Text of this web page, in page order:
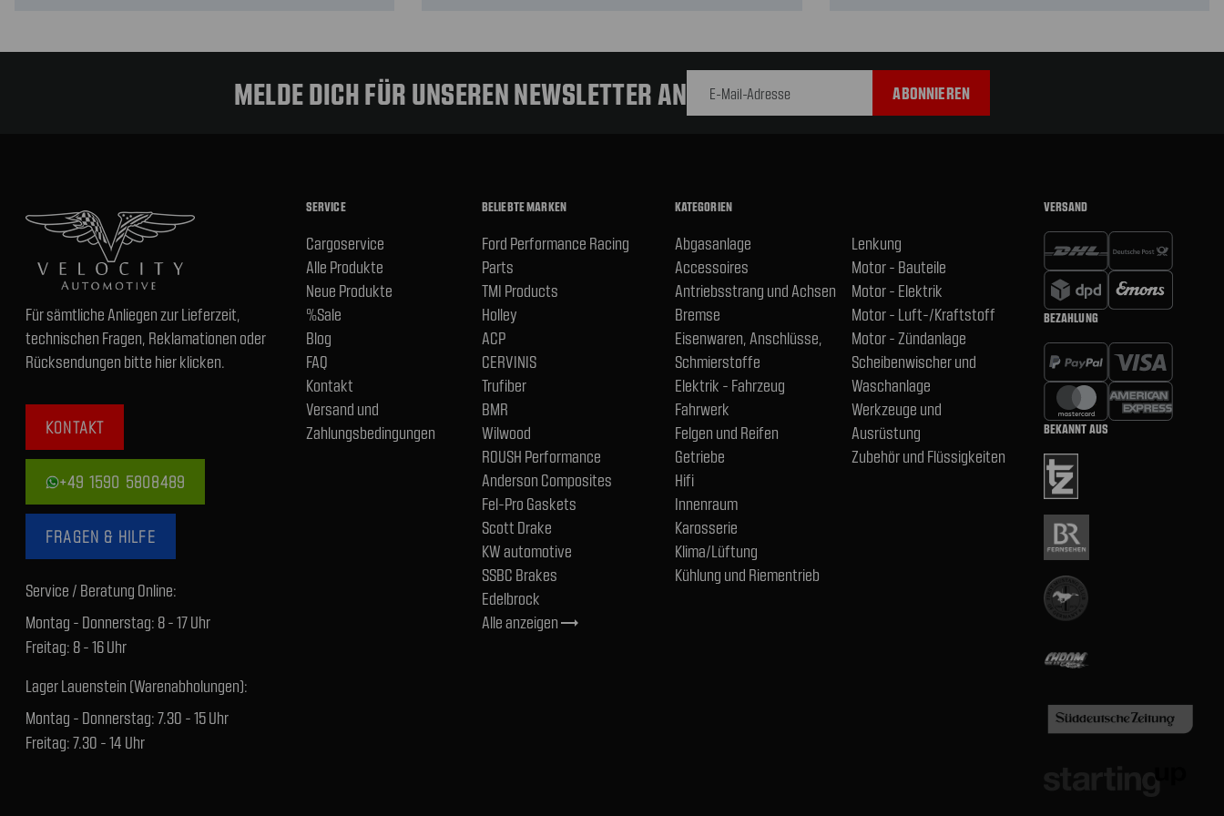
MELDE DICH FÜR UNSEREN NEWSLETTER AN
Für sämtliche Anliegen zur Lieferzeit,
technischen Fragen, Reklamationen oder
Rücksendungen bitte hier klicken.
KONTAKT
+49 1590 5808489
FRAGEN & HILFE
Service / Beratung Online:
Montag - Donnerstag: 8 - 17 Uhr
Freitag: 8 - 16 Uhr
Lager Lauenstein (Warenabholungen):
Montag - Donnerstag: 7.30 - 15 Uhr
Freitag: 7.30 - 14 Uhr
SERVICE
Cargoservice
Alle Produkte
Neue Produkte
%Sale
Blog
FAQ
Kontakt
Versand und
Zahlungsbedingungen
BELIEBTE MARKEN
Ford Performance Racing
Parts
TMI Products
Holley
ACP
CERVINIS
Trufiber
BMR
Wilwood
ROUSH Performance
Anderson Composites
Fel-Pro Gaskets
Scott Drake
KW automotive
SSBC Brakes
Edelbrock
Alle anzeigentrending_flat
KATEGORIEN
Abgasanlage
Accessoires
Antriebsstrang und Achsen
Bremse
Eisenwaren, Anschlüsse,
Schmierstoffe
Elektrik - Fahrzeug
Fahrwerk
Felgen und Reifen
Getriebe
Hifi
Innenraum
Karosserie
Klima/Lüftung
Kühlung und Riementrieb
Lenkung
Motor - Bauteile
Motor - Elektrik
Motor - Luft-/Kraftstoff
Motor - Zündanlage
Scheibenwischer und
Waschanlage
Werkzeuge und
Ausrüstung
Zubehör und Flüssigkeiten
VERSAND
BEZAHLUNG
BEKANNT AUS